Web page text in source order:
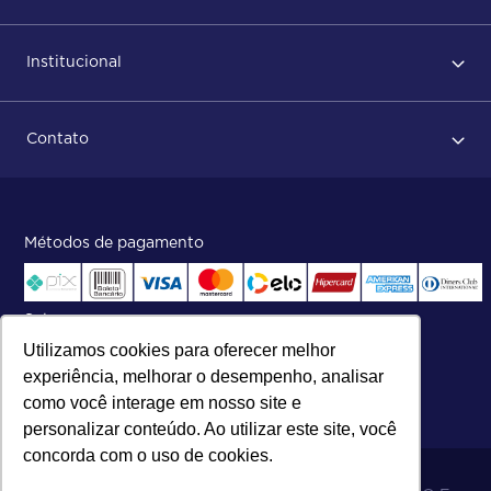
Utilizamos cookies para oferecer melhor
experiência, melhorar o desempenho, analisar
como você interage em nosso site e
personalizar conteúdo. Ao utilizar este site, você
concorda com o uso de cookies.
Após conclusão do pedido
Status do pedido e acompanhamento da entrega
Institucional
ISO
Contato
Central de atendimento:
Telefone:(27) 2121-9000
Segunda a Sexta das 8h às 17h30
Métodos de pagamento
Selos